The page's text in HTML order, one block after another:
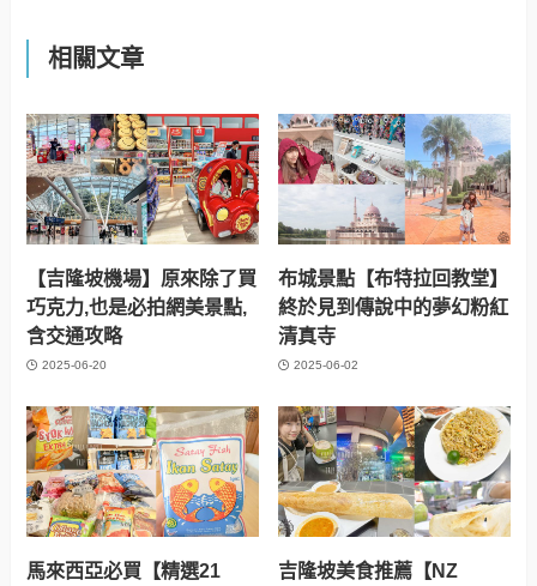
相關文章
【吉隆坡機場】原來除了買
巧克力,也是必拍網美景點,
含交通攻略
2025-06-20
布城景點【布特拉回教堂】
終於見到傳說中的夢幻粉紅
清真寺
2025-06-02
馬來西亞必買【精選21
吉隆坡美食推薦【NZ